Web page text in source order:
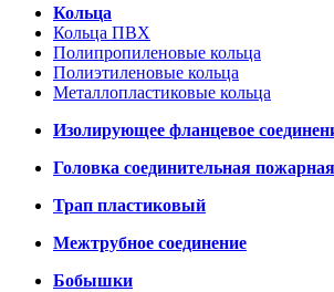
Кольца
Кольца ПВХ
Полипропиленовые кольца
Полиэтиленовые кольца
Металлопластиковые кольца
Изолирующее фланцевое
Головка соединительная пожарная
Трап пластиковый
Межтрубное соединение
Бобышки